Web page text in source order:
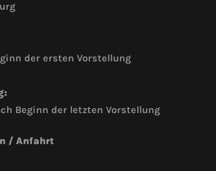
der ersten Vorstellung
Beginn der letzten Vorstellung
/ Anfahrt